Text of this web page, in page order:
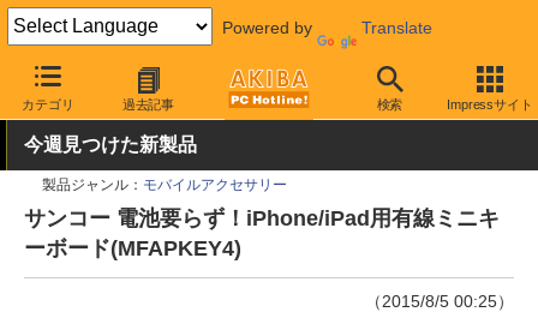
Powered by Translate
カテゴリ 過去記事 検索 Impressサイト
AKIBA PC Hotline! PC周辺機器 キーボード サンコー
今週見つけた新製品
製品ジャンル： モバイルアクセサリー
サンコー 電池要らず！iPhone/iPad用有線ミニキ
ーボード(MFAPKEY4)
（2015/8/5 00:25）